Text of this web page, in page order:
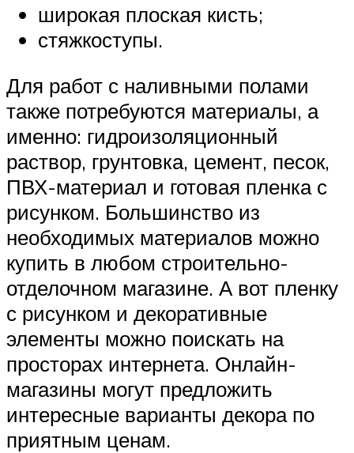
широкая плоская кисть;
стяжкоступы.
Для работ с наливными полами
также потребуются материалы, а
именно: гидроизоляционный
раствор, грунтовка, цемент, песок,
ПВХ-материал и готовая пленка с
рисунком. Большинство из
необходимых материалов можно
купить в любом строительно-
отделочном магазине. А вот пленку
с рисунком и декоративные
элементы можно поискать на
просторах интернета. Онлайн-
магазины могут предложить
интересные варианты декора по
приятным ценам.